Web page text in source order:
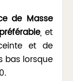
de Masse
, et
et de
bas lorsque